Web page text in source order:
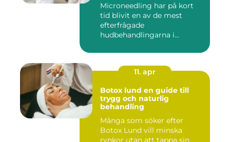
Microneedling har på kort
tid blivit en av de mest
efterfrågade
hudbehandlingarna i
11. apr
Botox lund en guide till
trygg och naturlig
behandling
Många som söker efter
Botox Lund vill minska
rynkor utan att tappa sin